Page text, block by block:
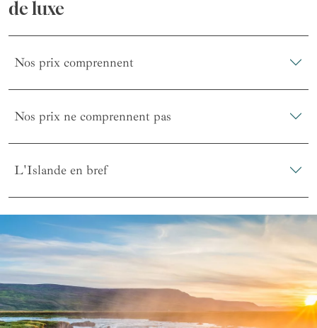
de luxe
Nos prix comprennent
Nos prix ne comprennent pas
L'Islande en bref